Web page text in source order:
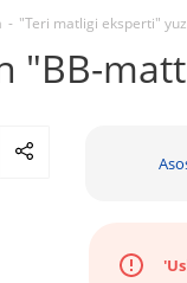
- "Teri matligi eksperti"
"BB-